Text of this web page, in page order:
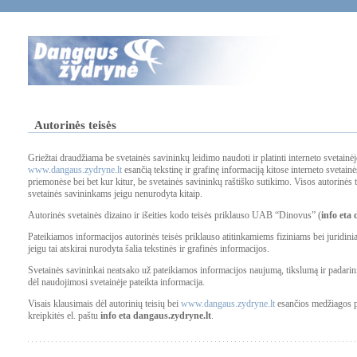
Autorinės teisės
Griežtai draudžiama be svetainės savininkų leidimo naudoti ir platinti interneto
www.dangaus.zydryne.lt esančią tekstinę ir grafinę informaciją kitose interneto
priemonėse bei bet kur kitur, be svetainės savininkų raštiško sutikimo. Visos autorinės
svetainės savininkams jeigu nenurodyta kitaip.
Autorinės svetainės dizaino ir išeities kodo teisės priklauso UAB “Dinovus” (info eta
Pateikiamos informacijos autorinės teisės priklauso atitinkamiems fiziniams bei
jeigu tai atskirai nurodyta šalia tekstinės ir grafinės informacijos.
Svetainės savininkai neatsako už pateikiamos informacijos naujumą, tikslumą ir
dėl naudojimosi svetainėje pateikta informacija.
Visais klausimais dėl autorinių teisių bei www.dangaus.zydryne.lt esančios medžiagos
kreipkitės el. paštu info eta dangaus.zydryne.lt.